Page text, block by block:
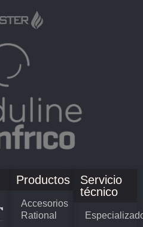
Productos
Accesorios
Rational
Servicio
técnico